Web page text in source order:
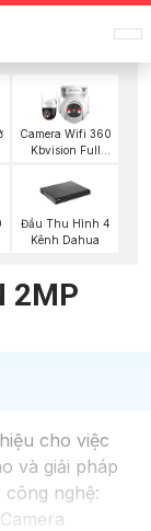
Camera Wifi 360
Kbvision Full
Đầu Thu Hình 4
Kênh Dahua
2MP
cho việc
và giải pháp
nghệ: